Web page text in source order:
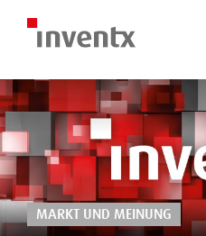
MARKT UND MEINUNG